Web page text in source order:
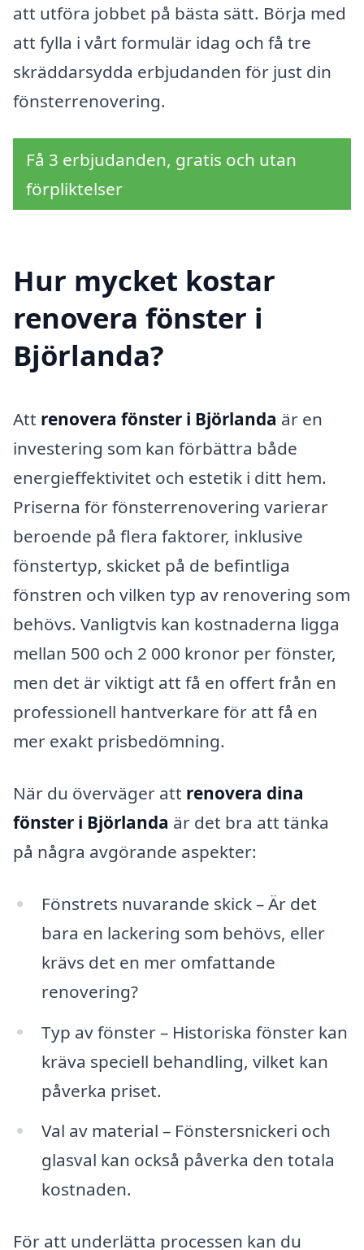
att utföra jobbet på bästa sätt. Börja med
att fylla i vårt formulär idag och få tre
skräddarsydda erbjudanden för just din
fönsterrenovering.
Få 3 erbjudanden, gratis och utan
förpliktelser
Hur mycket kostar
renovera fönster i
Björlanda?
Att renovera fönster i Björlanda är en
investering som kan förbättra både
energieffektivitet och estetik i ditt hem.
Priserna för fönsterrenovering varierar
beroende på flera faktorer, inklusive
fönstertyp, skicket på de befintliga
fönstren och vilken typ av renovering som
behövs. Vanligtvis kan kostnaderna ligga
mellan 500 och 2 000 kronor per fönster,
men det är viktigt att få en offert från en
professionell hantverkare för att få en
mer exakt prisbedömning.
När du överväger att renovera dina
fönster i Björlanda är det bra att tänka
på några avgörande aspekter:
Fönstrets nuvarande skick – Är det
bara en lackering som behövs, eller
krävs det en mer omfattande
renovering?
Typ av fönster – Historiska fönster kan
kräva speciell behandling, vilket kan
påverka priset.
Val av material – Fönstersnickeri och
glasval kan också påverka den totala
kostnaden.
För att underlätta processen kan du